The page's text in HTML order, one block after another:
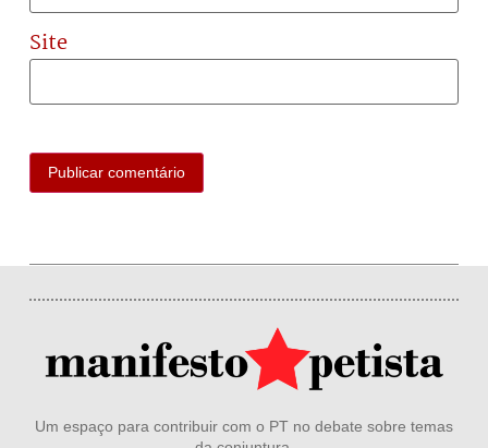
Site
Um espaço para contribuir com o PT no debate sobre temas